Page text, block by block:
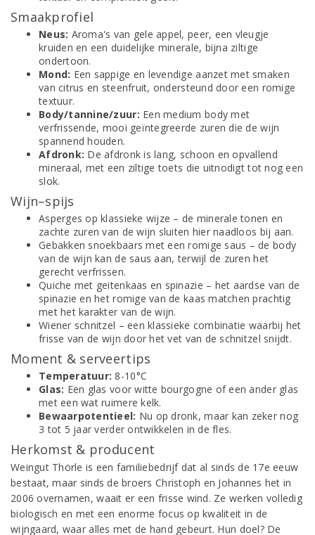
Smaakprofiel
Neus: Aroma's van gele appel, peer, een vleugje
kruiden en een duidelijke minerale, bijna ziltige
ondertoon.
Mond: Een sappige en levendige aanzet met smaken
van citrus en steenfruit, ondersteund door een romige
textuur.
Body/tannine/zuur: Een medium body met
verfrissende, mooi geïntegreerde zuren die de wijn
spannend houden.
Afdronk: De afdronk is lang, schoon en opvallend
mineraal, met een ziltige toets die uitnodigt tot nog een
slok.
Wijn–spijs
Asperges op klassieke wijze – de minerale tonen en
zachte zuren van de wijn sluiten hier naadloos bij aan.
Gebakken snoekbaars met een romige saus – de body
van de wijn kan de saus aan, terwijl de zuren het
gerecht verfrissen.
Quiche met geitenkaas en spinazie – het aardse van de
spinazie en het romige van de kaas matchen prachtig
met het karakter van de wijn.
Wiener schnitzel – een klassieke combinatie waarbij het
frisse van de wijn door het vet van de schnitzel snijdt.
Moment & serveertips
Temperatuur: 8-10°C
Glas: Een glas voor witte bourgogne of een ander glas
met een wat ruimere kelk.
Bewaarpotentieel: Nu op dronk, maar kan zeker nog
3 tot 5 jaar verder ontwikkelen in de fles.
Herkomst & producent
Weingut Thörle is een familiebedrijf dat al sinds de 17e eeuw
bestaat, maar sinds de broers Christoph en Johannes het in
2006 overnamen, waait er een frisse wind. Ze werken volledig
biologisch en met een enorme focus op kwaliteit in de
wijngaard, waar alles met de hand gebeurt. Hun doel? De